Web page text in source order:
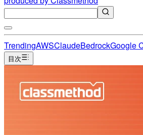
TrendingAWSClaudeBedrockGoogle
目次